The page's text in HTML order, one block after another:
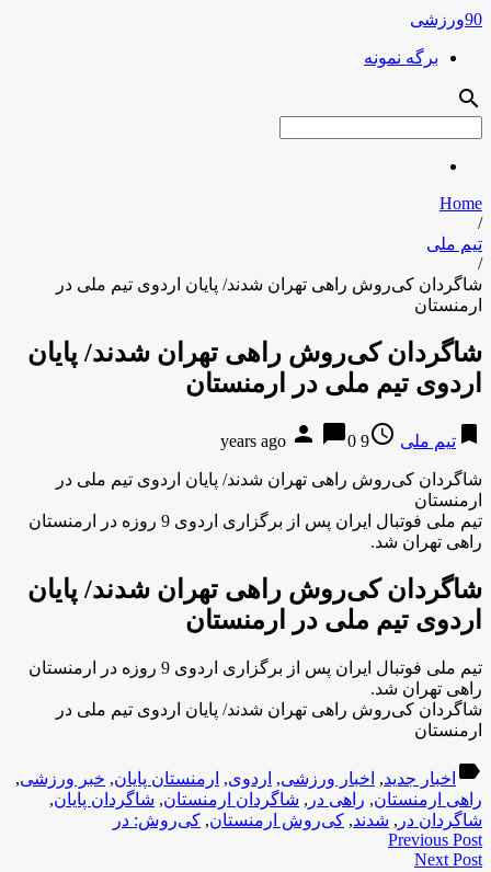
90ورزشی
برگه نمونه
search
Home
/
تیم ملی
/
شاگردان کی‌روش راهی تهران شدند/ پایان اردوی تیم ملی در
ارمنستان
شاگردان کی‌روش راهی تهران شدند/ پایان
اردوی تیم ملی در ارمنستان
bookmark تیم ملی access_time
9 years ago
person chat_bubble0
شاگردان کی‌روش راهی تهران شدند/ پایان اردوی تیم ملی در
ارمنستان
تیم‌ ‌ملی فوتبال ایران پس از برگزاری اردوی 9 روزه در ارمنستان
راهی تهران شد.
شاگردان کی‌روش راهی تهران شدند/ پایان
اردوی تیم ملی در ارمنستان
تیم‌ ‌ملی فوتبال ایران پس از برگزاری اردوی 9 روزه در ارمنستان
راهی تهران شد.
شاگردان کی‌روش راهی تهران شدند/ پایان اردوی تیم ملی در
ارمنستان
label اخبار جدید, اخبار ورزشی, اردوی, ارمنستان پایان, خبر ورزشی,
راهی ارمنستان, راهی در , شاگردان ارمنستان, شاگردان پایان,
شاگردان در , شدند, کی‌روش ارمنستان, کی‌روش: در
Previous Post
Next Post